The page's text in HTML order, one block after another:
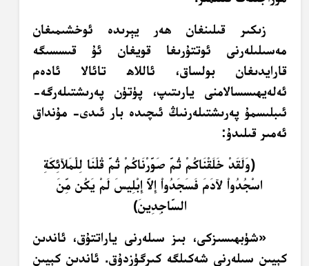
زىكىر قىلىنغان ھەر يېرىدە ئوخشىمىغان
مەسىلىلەرنى ئوتتۇرىغا قويغان ئۇ قىسسىگە
قارايدىغان بولساق، ئاللاھ تائالا ئادەم
ئەلەيھىسسالامنى يارىتىپ، پۈتۈن پەرىشتىلەرگە-
ئىبلىسمۇ پەرىشتىلەرنىڭ ئىچىدە بار ئىدى- مۇنداق
ئەمىر قىلىدۇ:
﴿وَلَقَدْ خَلَقْنَاكُمْ ثُمَّ صَوَّرْنَاكُمْ ثُمَّ قُلْنَا لِلْمَلآئِكَةِ
اسْجُدُواْ لآدَمَ فَسَجَدُواْ إِلاَّ إِبْلِيسَ لَمْ يَكُن مِّنَ
السَّاجِدِينَ﴾
«شۈبھىسىزكى، بىز سىلەرنى ياراتتۇق، ئاندىن
كېيىن سىلەرنى شەكىلگە كىرگۈزدۇق. ئاندىن كېيىن